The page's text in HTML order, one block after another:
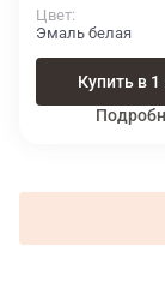
Цвет
Эмаль белая
Купить в 1